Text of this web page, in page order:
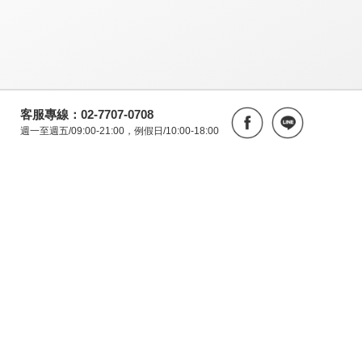
客服專線：02-7707-0708
週一至週五/09:00-21:00，例假日/10:00-18:00